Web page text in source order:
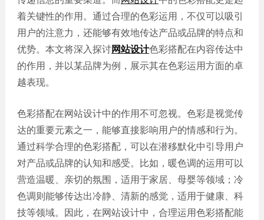
户
医药
网站
建设
外贸
网站
培训
网站
建设
技
装修
建筑
其他
例
电商
平台
案例
APP
案例
着关键性的作用。通过合理的色彩运用，不仅可以吸引
用户的注意力，还能够有效地传达产品或品牌的特点和
优势。本文将深入探讨网站设计色彩搭配在内容传达中
的作用，并以某品牌为例，展示其在色彩运用方面的卓
越表现。
色彩搭配在网站设计中的作用不可忽视。色彩是视觉传
达的重要元素之一，能够直接影响用户的情感和行为。
通过科学合理的色彩搭配，可以在潜移默化中引导用户
对产品或品牌的认知和感受。比如，暖色调的运用可以
营造温暖、亲切的氛围，适用于家居、母婴等领域；冷
色调则能够传达出冷静、清新的感觉，适用于健康、科
技等领域。因此，在网站设计中，合理运用色彩搭配能